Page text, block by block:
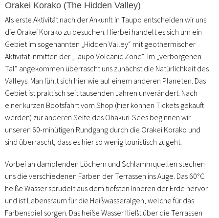
Orakei Korako (The Hidden Valley)
Als erste Aktivität nach der Ankunft in Taupo entscheiden wir uns
die Orakei Korako zu besuchen. Hierbei handelt es sich um ein
Gebiet im sogenannten „Hidden Valley“ mit geothermischer
Aktivität inmitten der „Taupo Volcanic Zone“. Im „verborgenen
Tal“ angekommen überrascht uns zunächst die Natürlichkeit des
Valleys. Man fühlt sich hier wie auf einem anderen Planeten. Das
Gebiet ist praktisch seit tausenden Jahren unverändert. Nach
einer kurzen Bootsfahrt vom Shop (hier können Tickets gekauft
werden) zur anderen Seite des Ohakuri-Sees beginnen wir
unseren 60-minütigen Rundgang durch die Orakei Korako und
sind überrascht, dass es hier so wenig touristisch zugeht.
Vorbei an dampfenden Löchern und Schlammquellen stechen
uns die verschiedenen Farben der Terrassen ins Auge. Das 60°C
heiße Wasser sprudelt aus dem tiefsten Inneren der Erde hervor
und ist Lebensraum für die Heißwasseralgen, welche für das
Farbenspiel sorgen. Das heiße Wasser fließt über die Terrassen